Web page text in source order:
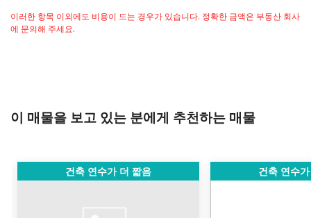
이러한 항목 이외에도 비용이 드는 경우가 있습니다. 정확한 금액은 부동산 회사
에 문의해 주세요.
이 매물을 보고 있는 분에게 추천하는 매물
건축 연수가 더 짧음 건축 연수